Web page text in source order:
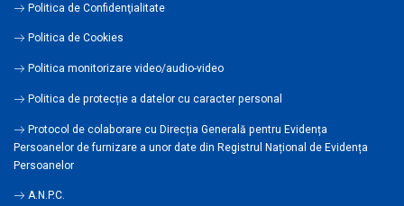
Politica de Confidenţialitate
Politica de Cookies
Politica monitorizare video/audio-video
Politica de protecție a datelor cu caracter personal
Protocol de colaborare cu Direcția Generală pentru Evidența
Persoanelor de furnizare a unor date din Registrul Național de Evidența
Persoanelor
A.N.P.C.